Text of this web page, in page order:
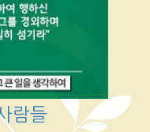
람들